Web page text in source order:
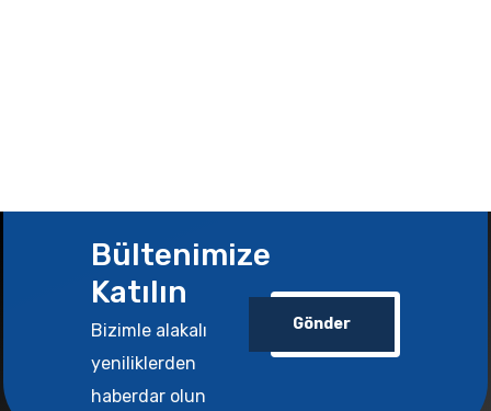
Bültenimize
Katılın
Bizimle alakalı
yeniliklerden
haberdar olun
Gönder